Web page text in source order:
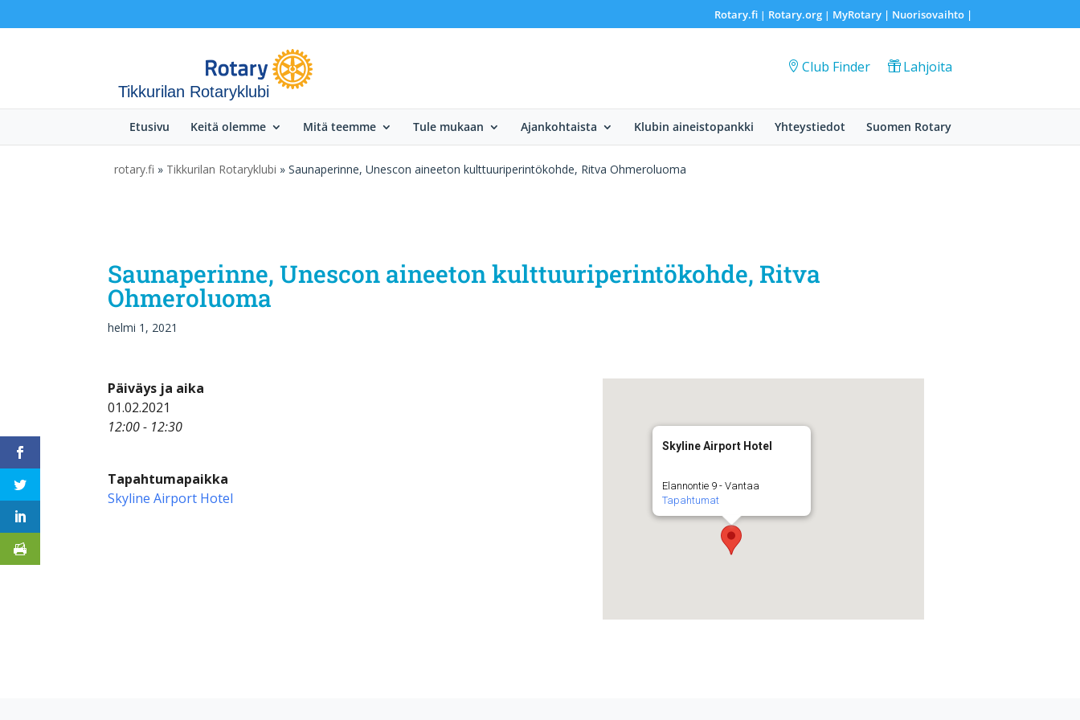
Rotary.fi| Rotary.org| MyRotary | Nuorisovaihto|
Tikkurilan Rotaryklubi
Club Finder Lahjoita
Etusivu Keitä olemme Mitä teemme Tule mukaan Ajankohtaista Klubin aineistopankki Yhteystiedot Suomen Rotary
rotary.fi » Tikkurilan Rotaryklubi » Saunaperinne, Unescon aineeton kulttuuriperintökohde, Ritva Ohmeroluoma
Saunaperinne, Unescon aineeton kulttuuriperintökohde, Ritva
Ohmeroluoma
helmi 1, 2021
Skyline Airport Hotel
Elannontie 9 - Vantaa
Tapahtumat
Päiväys ja aika
01.02.2021
12:00 - 12:30
Tapahtumapaikka
Skyline Airport Hotel